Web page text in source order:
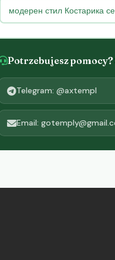
модерен стил Костарика
Potrzebujesz
Telegram: @axtempl
Email: